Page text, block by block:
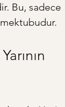
Bu, sadece